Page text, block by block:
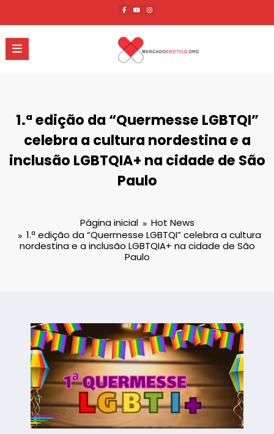
o
conteúdo
1.ª edição da “Quermesse LGBTQI”
celebra a cultura nordestina e a
inclusão LGBTQIA+ na cidade de São
Paulo
Página inicial
Hot News
1.ª edição da “Quermesse LGBTQI” celebra a cultura
nordestina e a inclusão LGBTQIA+ na cidade de São
Paulo